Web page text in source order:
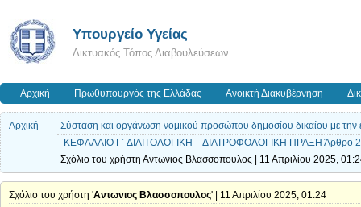
Υπουργείο Υγείας
Δικτυακός Τόπος Διαβουλεύσεων
Αρχική Πρωθυπουργός της Ελλάδας Ανοικτή Διακυβέρνηση
Αρχική
Σύσταση και οργάνωση νομικού προσώπου δημοσίου δικαίου με
ΚΕΦΑΛΑΙΟ Γ΄ ΔΙΑΙΤΟΛΟΓΙΚΗ – ΔΙΑΤΡΟΦΟΛΟΓΙΚΗ ΠΡΑΞΗ Άρθρο 26
Σχόλιο του χρήστη Αντωνιος Βλασσοπουλος | 11 Απριλίου 2025,
Σχόλιο του χρήστη 'Αντωνιος Βλασσοπουλος' | 11 Απριλίου 2025, 01:24